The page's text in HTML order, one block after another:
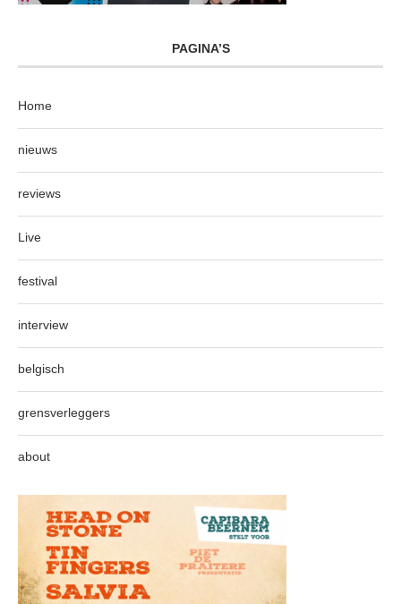
PAGINA’S
Home
nieuws
reviews
Live
festival
interview
belgisch
grensverleggers
about